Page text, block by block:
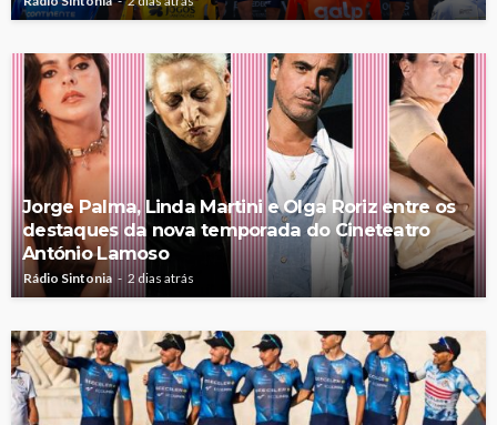
Jorge Palma, Linda Martini e Olga Roriz entre os
destaques da nova temporada do Cineteatro
António Lamoso
Rádio Sintonia 2 dias atrás